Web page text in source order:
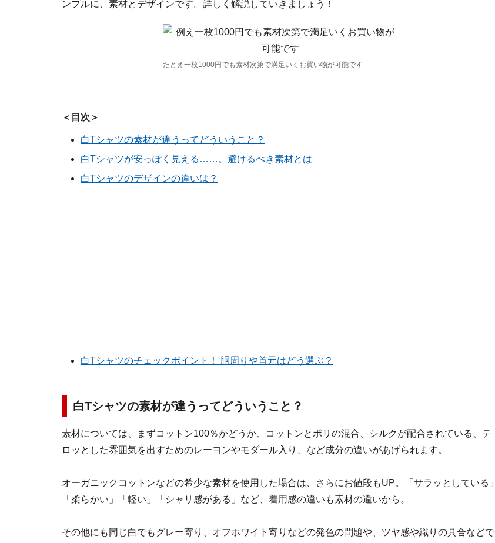
ンプルに、素材とデザインです。詳しく解説していきましょう！
たとえ一枚1000円でも素材次第で満足いくお買い物が可能です
＜目次＞
白Tシャツの素材が違うってどういうこと？
白Tシャツが安っぽく見える……。避けるべき素材とは
白Tシャツのデザインの違いは？
白Tシャツのチェックポイント！ 胴周りや首元はどう選ぶ？
白Tシャツの素材が違うってどういうこと？
素材については、まずコットン100％かどうか、コットンとポリの混合、シルクが配合されている、テ
ロッとした雰囲気を出すためのレーヨンやモダール入り、など成分の違いがあげられます。
オーガニックコットンなどの希少な素材を使用した場合は、さらにお値段もUP。「サラッとしている」
「柔らかい」「軽い」「シャリ感がある」など、着用感の違いも素材の違いから。
その他にも同じ白でもグレー寄り、オフホワイト寄りなどの発色の問題や、ツヤ感や織りの具合などで